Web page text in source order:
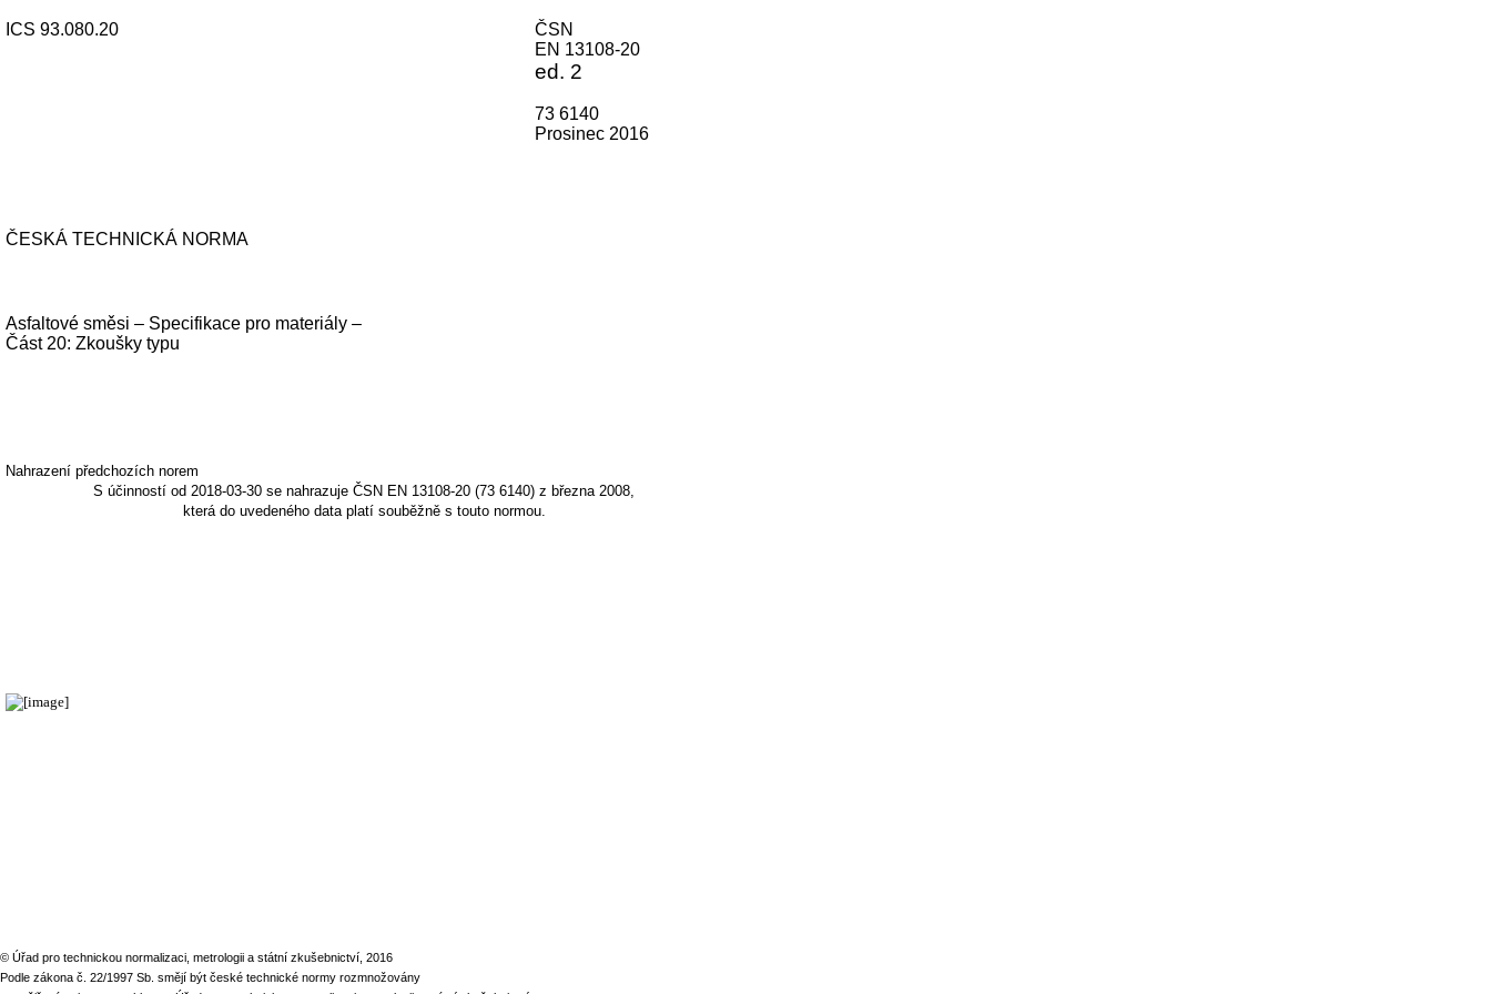
ICS 93.080.20
ČSN
EN 13108-20
ed. 2
73 6140
Prosinec 2016
ČESKÁ TECHNICKÁ NORMA
Asfaltové směsi – Specifikace pro materiály –
Část 20: Zkoušky typu
Nahrazení předchozích norem
S účinností od 2018-03-30 se nahrazuje ČSN EN 13108-20 (73 6140) z března 2008,
která do uvedeného data platí souběžně s touto normou.
© Úřad pro technickou normalizaci, metrologii a státní zkušebnictví, 2016
Podle zákona č. 22/1997 Sb. smějí být české technické normy rozmnožovány